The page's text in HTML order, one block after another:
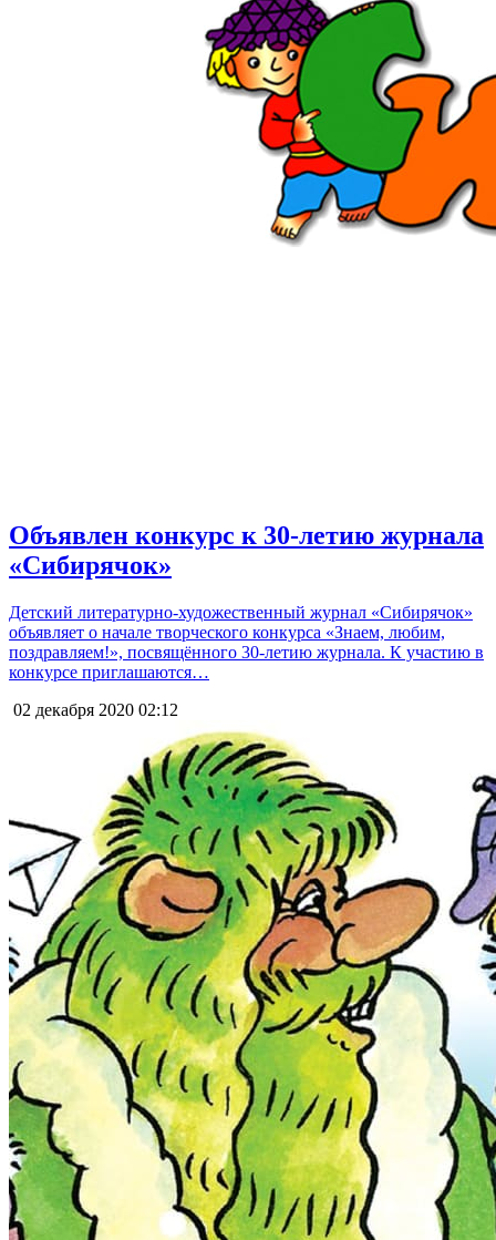
Объявлен конкурс к 30-летию журнала
«Сибирячок»
Детский литературно-художественный журнал «Сибирячок»
объявляет о начале творческого конкурса «Знаем, любим,
поздравляем!», посвящённого 30-летию журнала. К участию в
конкурсе приглашаются…
02 декабря 2020 02:12